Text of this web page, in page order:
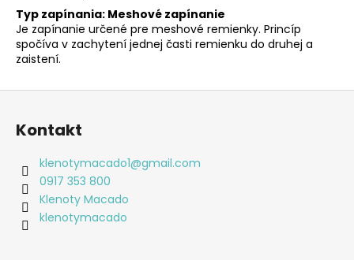
Typ zapínania: Meshové zapínanie
Je zapínanie určené pre meshové remienky. Princíp
spočíva v zachytení jednej časti remienku do druhej a
zaistení.
Z
Kontakt
klenotymacado1@gmail.com
0917 353 800
Klenoty Macado
klenotymacado